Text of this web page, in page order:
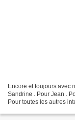
Encore et toujours avec
Sandrine . Pour Jean .
Pour toutes les autres